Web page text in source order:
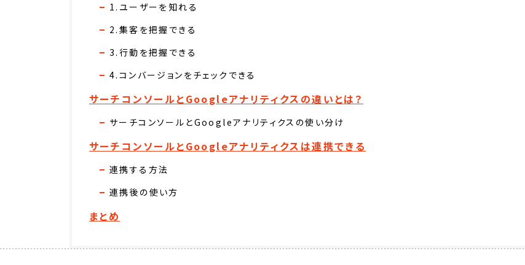
1.ユーザーを知れる
2.集客を把握できる
3.行動を把握できる
4.コンバージョンをチェックできる
サーチコンソールとGoogleアナリティクスの違いとは？
サーチコンソールとGoogleアナリティクスの使い分け
サーチコンソールとGoogleアナリティクスは連携できる
連携する方法
連携後の使い方
まとめ